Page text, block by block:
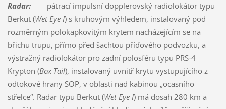
Radar:pátrací impulsní dopplerovský radiolokátor typu
Berkut (Wet Eye I) s kruhovým výhledem, instalovaný pod
rozměrným polokapkovitým krytem nacházejícím se na
břichu trupu, přímo před šachtou příďového podvozku, a
výstražný radiolokátor pro zadní polosféru typu PRS-4
Krypton (Box Tail), instalovaný uvnitř krytu vystupujícího z
odtokové hrany SOP, v oblasti nad kabinou „ocasního
střelce“. Radar typu Berkut (Wet Eye I) má dosah 280 km a